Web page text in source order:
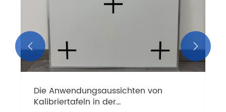
Die Anwendungsaussichten von
Kalibriertafeln in der
 